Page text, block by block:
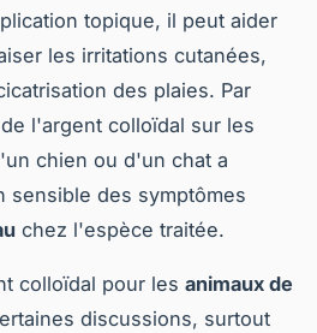
topique, il peut aider
les irritations cutanées,
des plaies. Par
l'argent colloïdal sur les
chien ou d'un chat a
sensible des symptômes
chez l'espèce traitée.
colloïdal pour les animaux de
discussions, surtout